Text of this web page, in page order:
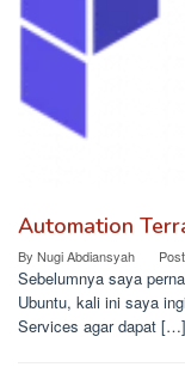
Automation
By Nugi Abdiansyah
Sebelumnya saya
Ubuntu, kali ini saya
Services agar dapat […]